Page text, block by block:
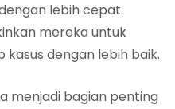
lebih cepat.
mereka untuk
dengan lebih baik.
menjadi bagian penting